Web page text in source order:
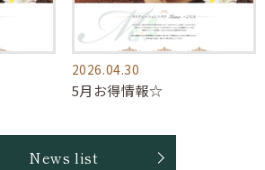
2026.04.30
5月お得情報☆
News list